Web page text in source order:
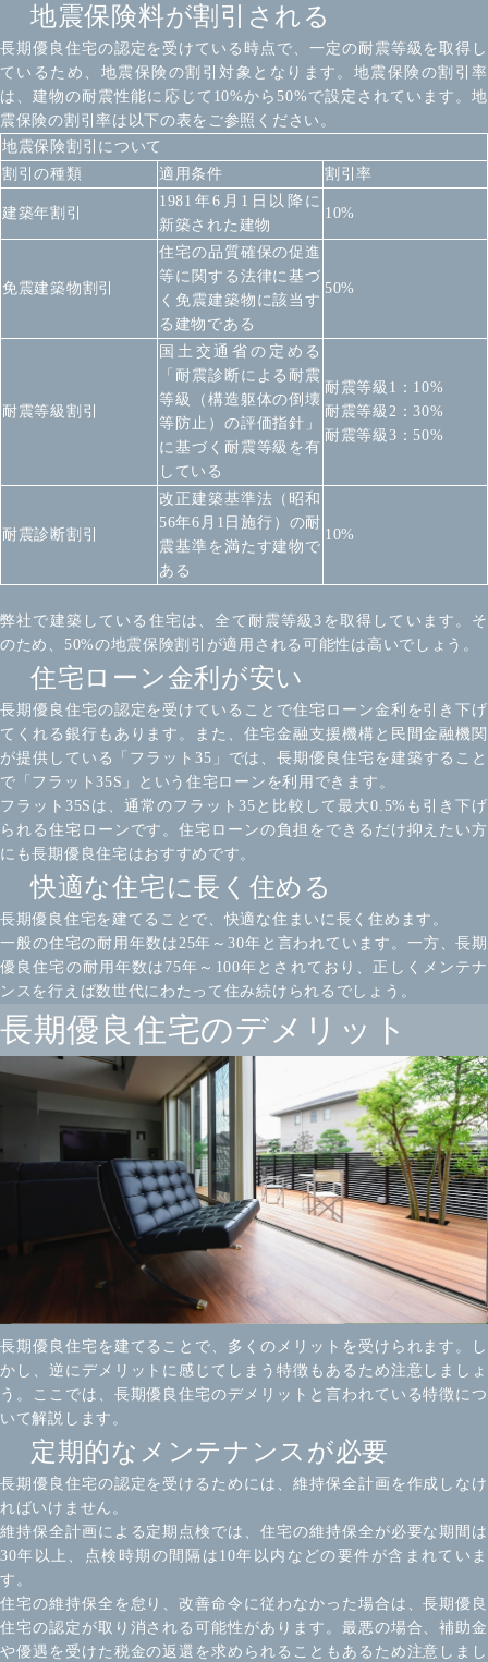
地震保険料が割引される
長期優良住宅の認定を受けている時点で、一定の耐震等級を取得し
ているため、地震保険の割引対象となります。地震保険の割引率
は、建物の耐震性能に応じて10%から50%で設定されています。地
震保険の割引率は以下の表をご参照ください。
地震保険割引について
割引の種類
適用条件 割引率
建築年割引
1981年6月1日以降に
新築された建物
10%
免震建築物割引
住宅の品質確保の促進
等に関する法律に基づ
く免震建築物に該当す
る建物である
50%
耐震等級割引
国土交通省の定める
「耐震診断による耐震
等級（構造躯体の倒壊
等防止）の評価指針」
に基づく耐震等級を有
している
耐震等級1：10%
耐震等級2：30%
耐震等級3：50%
耐震診断割引
改正建築基準法（昭和
56年6月1日施行）の耐
震基準を満たす建物で
ある
10%
弊社で建築している住宅は、全て耐震等級3を取得しています。そ
のため、50%の地震保険割引が適用される可能性は高いでしょう。
住宅ローン金利が安い
長期優良住宅の認定を受けていることで住宅ローン金利を引き下げ
てくれる銀行もあります。また、住宅金融支援機構と民間金融機関
が提供している「フラット35」では、長期優良住宅を建築すること
で「フラット35S」という住宅ローンを利用できます。
フラット35Sは、通常のフラット35と比較して最大0.5%も引き下げ
られる住宅ローンです。住宅ローンの負担をできるだけ抑えたい方
にも長期優良住宅はおすすめです。
快適な住宅に長く住める
長期優良住宅を建てることで、快適な住まいに長く住めます。
一般の住宅の耐用年数は25年～30年と言われています。一方、長期
優良住宅の耐用年数は75年～100年とされており、正しくメンテナ
ンスを行えば数世代にわたって住み続けられるでしょう。
長期優良住宅のデメリット
長期優良住宅を建てることで、多くのメリットを受けられます。し
かし、逆にデメリットに感じてしまう特徴もあるため注意しましょ
う。ここでは、長期優良住宅のデメリットと言われている特徴につ
いて解説します。
定期的なメンテナンスが必要
長期優良住宅の認定を受けるためには、維持保全計画を作成しなけ
ればいけません。
維持保全計画による定期点検では、住宅の維持保全が必要な期間は
30年以上、点検時期の間隔は10年以内などの要件が含まれていま
す。
住宅の維持保全を怠り、改善命令に従わなかった場合は、長期優良
住宅の認定が取り消される可能性があります。最悪の場合、補助金
や優遇を受けた税金の返還を求められることもあるため注意しまし